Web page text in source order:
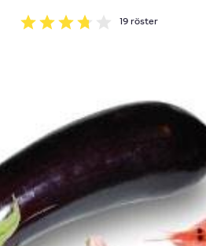
Betyg: 3.74 av 5
19 röster